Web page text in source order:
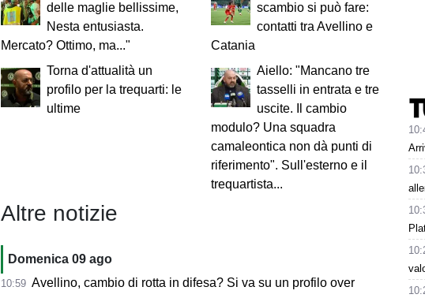
delle maglie bellissime,
Nesta entusiasta.
Mercato? Ottimo, ma..."
scambio si può fare:
contatti tra Avellino e
Catania
Torna d'attualità un
profilo per la trequarti: le
ultime
Aiello: "Mancano tre
tasselli in entrata e tre
uscite. Il cambio
modulo? Una squadra
camaleontica non dà punti di
riferimento". Sull'esterno e il
trequartista...
Altre notizie
Domenica 09 ago
10:59 Avellino, cambio di rotta in difesa? Si va su un profilo over